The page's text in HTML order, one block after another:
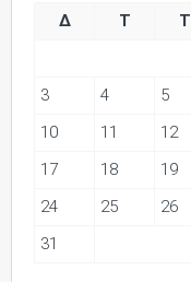
Δ
Τ Τ
3
4 5
10
11 12
17
18 19
24
25 26
31